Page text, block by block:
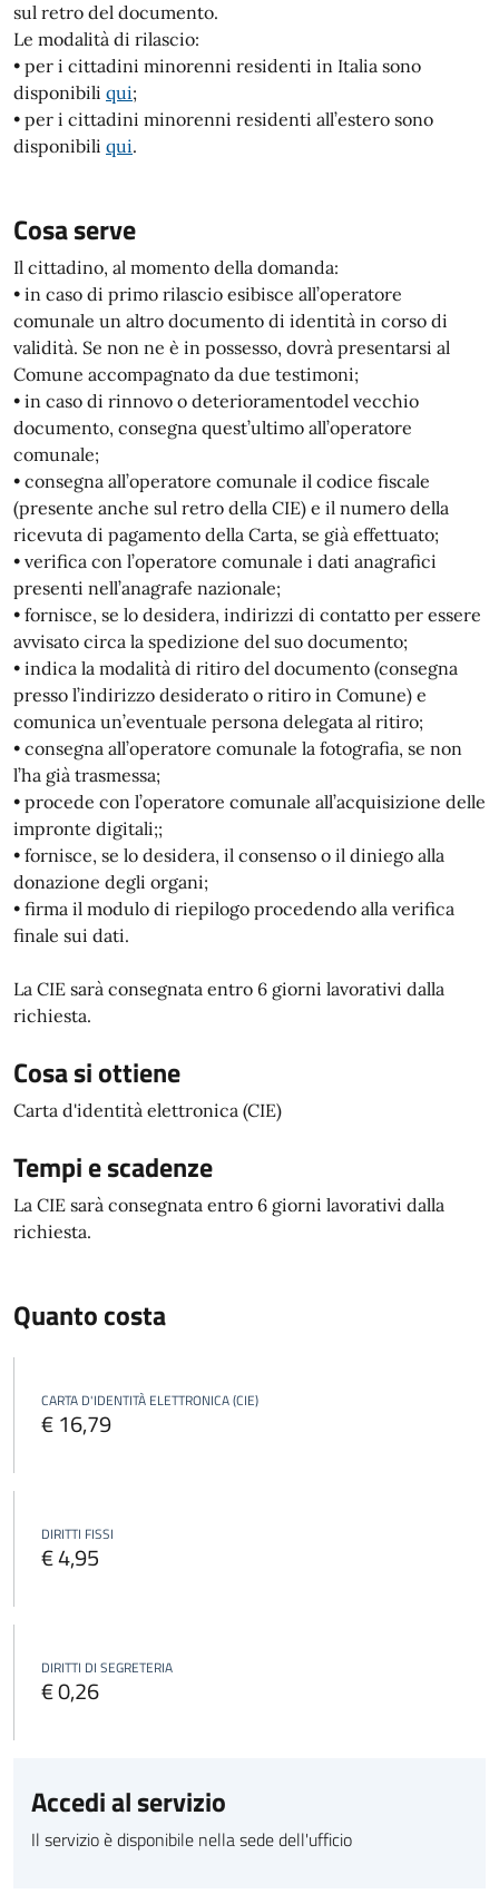
sul retro del documento.
Le modalità di rilascio:
• per i cittadini minorenni residenti in Italia sono
disponibili qui;
• per i cittadini minorenni residenti all’estero sono
disponibili qui.
Cosa serve
Il cittadino, al momento della domanda:
• in caso di primo rilascio esibisce all’operatore
comunale un altro documento di identità in corso di
validità. Se non ne è in possesso, dovrà presentarsi al
Comune accompagnato da due testimoni;
• in caso di rinnovo o deterioramentodel vecchio
documento, consegna quest’ultimo all’operatore
comunale;
• consegna all’operatore comunale il codice fiscale
(presente anche sul retro della CIE) e il numero della
ricevuta di pagamento della Carta, se già effettuato;
• verifica con l’operatore comunale i dati anagrafici
presenti nell’anagrafe nazionale;
• fornisce, se lo desidera, indirizzi di contatto per essere
avvisato circa la spedizione del suo documento;
• indica la modalità di ritiro del documento (consegna
presso l’indirizzo desiderato o ritiro in Comune) e
comunica un’eventuale persona delegata al ritiro;
• consegna all’operatore comunale la fotografia, se non
l’ha già trasmessa;
• procede con l’operatore comunale all’acquisizione delle
impronte digitali;;
• fornisce, se lo desidera, il consenso o il diniego alla
donazione degli organi;
• firma il modulo di riepilogo procedendo alla verifica
finale sui dati.
La CIE sarà consegnata entro 6 giorni lavorativi dalla
richiesta.
Cosa si ottiene
Carta d'identità elettronica (CIE)
Tempi e scadenze
La CIE sarà consegnata entro 6 giorni lavorativi dalla
richiesta.
Quanto costa
CARTA D'IDENTITÀ ELETTRONICA (CIE)
€ 16,79
DIRITTI FISSI
€ 4,95
DIRITTI DI SEGRETERIA
€ 0,26
Accedi al servizio
Il servizio è disponibile nella sede dell'ufficio